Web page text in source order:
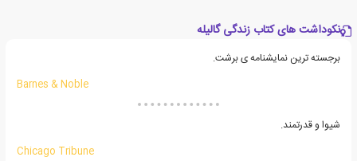
نکوداشت های کتاب زندگی گالیله
برجسته ترین نمایشنامه ی برشت.
Barnes & Noble
شیوا و قدرتمند.
Chicago Tribune